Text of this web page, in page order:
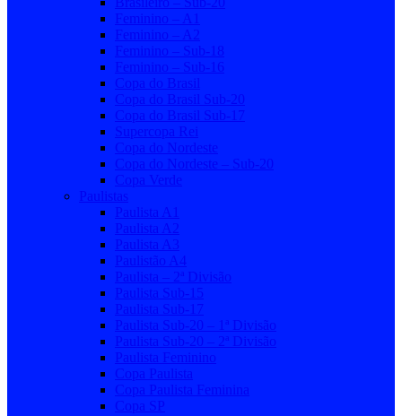
Feminino – A1
Feminino – A2
Feminino – Sub-18
Feminino – Sub-16
Copa do Brasil
Copa do Brasil Sub-20
Copa do Brasil Sub-17
Supercopa Rei
Copa do Nordeste
Copa do Nordeste – Sub-20
Copa Verde
Paulistas
Paulista A1
Paulista A2
Paulista A3
Paulistão A4
Paulista – 2ª Divisão
Paulista Sub-15
Paulista Sub-17
Paulista Sub-20 – 1ª Divisão
Paulista Sub-20 – 2ª Divisão
Paulista Feminino
Copa Paulista
Copa Paulista Feminina
Copa SP